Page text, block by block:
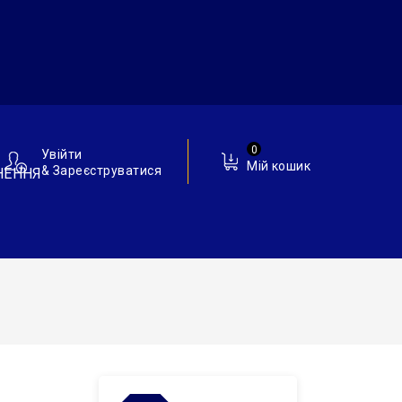
Мій кошик
0
Увійти
& Зареєструватися